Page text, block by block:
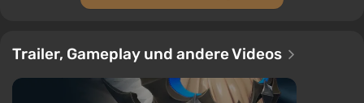
Trailer, Gameplay und andere Videos